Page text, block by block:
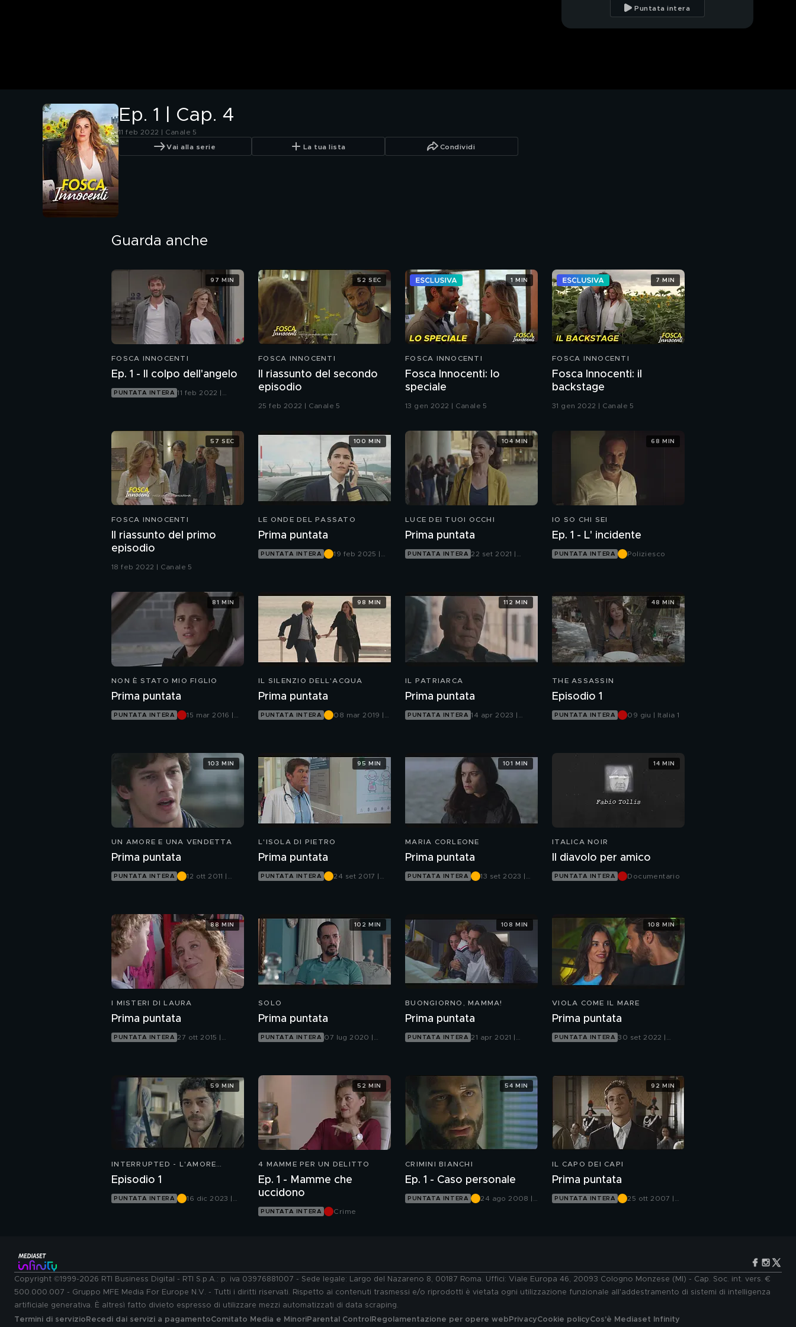
Il riassunto del primo
episodio
Puntata intera
Ep. 1 | Cap. 4
11 feb 2022 | Canale 5
Vai alla serie La tua lista Condividi
Guarda anche
FOSCA INNOCENTI
Ep. 1 - Il colpo dell'angelo
PUNTATA INTERA 11 feb 2022 |
97 MIN
FOSCA INNOCENTI
Il riassunto del secondo
episodio
25 feb 2022 | Canale 5
52 SEC
FOSCA INNOCENTI
Fosca Innocenti: lo
speciale
13 gen 2022 | Canale 5
1 MIN
FOSCA INNOCENTI
Fosca Innocenti: il
backstage
31 gen 2022 | Canale 5
7 MIN
FOSCA INNOCENTI
Il riassunto del primo
episodio
18 feb 2022 | Canale 5
57 SEC
LE ONDE DEL PASSATO
Prima puntata
PUNTATA INTERA
19 feb 2025 |
100 MIN
LUCE DEI TUOI OCCHI
Prima puntata
PUNTATA INTERA 22 set 2021 |
104 MIN
IO SO CHI SEI
Ep. 1 - L' incidente
PUNTATA INTERA Poliziesco
68 MIN
NON È STATO MIO FIGLIO
Prima puntata
PUNTATA INTERA
15 mar 2016 |
81 MIN
IL SILENZIO DELL'ACQUA
Prima puntata
PUNTATA INTERA
08 mar 2019 |
98 MIN
IL PATRIARCA
Prima puntata
PUNTATA INTERA 14 apr 2023 |
112 MIN
THE ASSASSIN
Episodio 1
PUNTATA INTERA 09 giu | Italia 1
48 MIN
UN AMORE E UNA VENDETTA
Prima puntata
PUNTATA INTERA
12 ott 2011 |
103 MIN
L'ISOLA DI PIETRO
Prima puntata
PUNTATA INTERA
24 set 2017 |
95 MIN
MARIA CORLEONE
Prima puntata
PUNTATA INTERA
13 set 2023 |
101 MIN
ITALICA NOIR
Il diavolo per amico
PUNTATA INTERA Documentario
14 MIN
I MISTERI DI LAURA
Prima puntata
PUNTATA INTERA 27 ott 2015 |
88 MIN
SOLO
Prima puntata
PUNTATA INTERA 07 lug 2020 |
102 MIN
BUONGIORNO, MAMMA!
Prima puntata
PUNTATA INTERA 21 apr 2021 |
108 MIN
VIOLA COME IL MARE
Prima puntata
PUNTATA INTERA 30 set 2022 |
108 MIN
INTERRUPTED - L'AMORE
Episodio 1
PUNTATA INTERA
16 dic 2023 |
59 MIN
4 MAMME PER UN DELITTO
Ep. 1 - Mamme che
uccidono
PUNTATA INTERA Crime
52 MIN
CRIMINI BIANCHI
Ep. 1 - Caso personale
PUNTATA INTERA
24 ago 2008 |
54 MIN
IL CAPO DEI CAPI
Prima puntata
PUNTATA INTERA
25 ott 2007 |
92 MIN
Copyright ©1999-2026 RTI Business Digital - RTI S.p.A.: p. iva 03976881007 - Sede legale: Largo del Nazareno 8, 00187 Roma. Uffici: Viale Europa 46, 20093 Cologno Monzese (MI) - Cap. Soc. int. vers. €
500.000.007 - Gruppo MFE Media For Europe N.V. - Tutti i diritti riservati. Rispetto ai contenuti trasmessi e/o riprodotti è vietata ogni utilizzazione funzionale all'addestramento di sistemi di intelligenza
artificiale generativa. È altresì fatto divieto espresso di utilizzare mezzi automatizzati di data scraping.
Termini di servizio Recedi dai servizi a pagamentoComitato Media e MinoriParental Control Regolamentazione per opere web PrivacyCookie policyCos'è Mediaset Infinity